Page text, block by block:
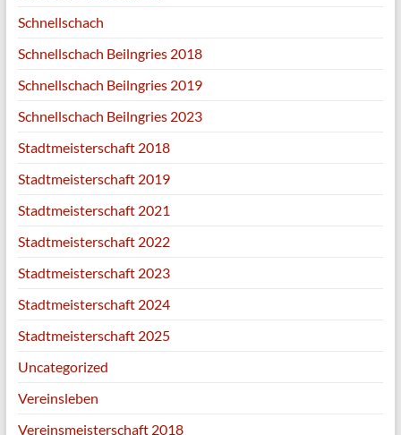
Schnellschach
Schnellschach Beilngries 2018
Schnellschach Beilngries 2019
Schnellschach Beilngries 2023
Stadtmeisterschaft 2018
Stadtmeisterschaft 2019
Stadtmeisterschaft 2021
Stadtmeisterschaft 2022
Stadtmeisterschaft 2023
Stadtmeisterschaft 2024
Stadtmeisterschaft 2025
Uncategorized
Vereinsleben
Vereinsmeisterschaft 2018